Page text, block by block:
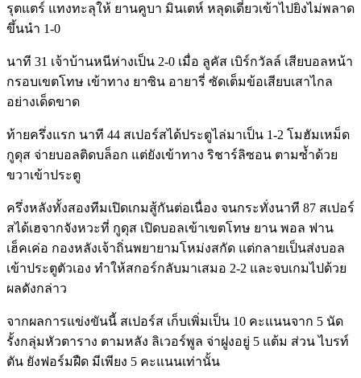
รุตแตร์ แทงทะลุให้ ยานคูบา มินเตห์ หลุดเดี่ยวเข้าไปยิงไม่พลาด
ขึ้นนำ 1-0
นาที 31 เจ้าบ้านหนีห่างเป็น 2-0 เมื่อ ลูคัส เบิร์กวัลล์ เสียบอลหน้า
กรอบเขตโทษ เข้าทาง ยาซิน อายารี่ ซัดเต็มข้อเสียบเสาไกล
อย่างเด็ดขาด
ท้ายครึ่งแรก นาที 44 สเปอร์สได้ประตูไล่มาเป็น 1-2 โมฮัมเหม็ด
กูดุส จ่ายบอลติดบล็อก แต่ยังเข้าทาง ริชาร์ลิซอน ตามซ้ำด้วย
ขวาเข้าประตู
ครึ่งหลังทั้งสองทีมเปิดเกมสู้กันต่อเนื่อง จนกระทั่งนาที 87 สเปอร์
สได้เฮจากจังหวะที่ กูดุส เปิดบอลเข้าเขตโทษ ยาน พอล ฟาน
เฮ็คเค่อ กองหลังเจ้าถิ่นพยายามโหม่งสกัด แต่กลายเป็นส่งบอล
เข้าประตูตัวเอง ทำให้สกอร์กลับมาเสมอ 2-2 และจบเกมไปด้วย
ผลดังกล่าว
จากผลการแข่งขันนี้ สเปอร์ส เก็บเพิ่มเป็น 10 คะแนนจาก 5 นัด
รั้งกลุ่มหัวตาราง ตามหลัง ลิเวอร์พูล จ่าฝูงอยู่ 5 แต้ม ส่วน ไบรท์
ตัน ยังฟอร์มฝืด มีเพียง 5 คะแนนเท่านั้น